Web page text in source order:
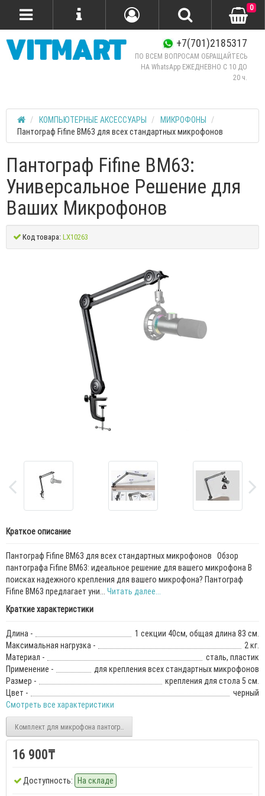
+7(701)2185317
ПО ВСЕМ ВОПРОСАМ ОБРАЩАЙТЕСЬ
НА WhatsApp ЕЖЕДНЕВНО C 10 ДО
20 ч.
0
КОМПЬЮТЕРНЫЕ АКСЕССУАРЫ
МИКРОФОНЫ
Пантограф Fifine BM63 для всех стандартных микрофонов
Пантограф Fifine BM63:
Универсальное Решение для
Ваших Микрофонов
Код товара:LX10263
Краткое описание
Пантограф Fifine BM63 для всех стандартных микрофонов Обзор
пантографа Fifine BM63: идеальное решение для вашего микрофона В
поисках надежного крепления для вашего микрофона? Пантограф
Fifine BM63 предлагает уни... Читать далее...
Краткие характеристики
Длина -
1 секции 40см, общая длина 83 см.
Максимальная нагрузка -
2 кг.
Материал -
сталь, пластик
Применение -
для крепления всех стандартных микрофонов
Размер -
крепления для стола 5 см.
Цвет -
черный
Смотреть все характеристики
Комплект для микрофона пантограф, поп-фильтр, анти-вибродержатель
16 900₸
Доступность: На складе